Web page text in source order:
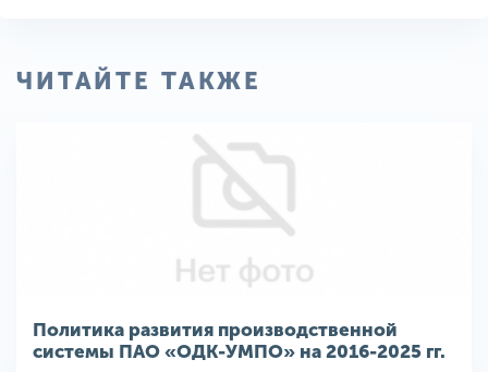
ЧИТАЙТЕ ТАКЖЕ
Политика развития производственной
системы ПАО «ОДК-УМПО» на 2016-2025 гг.